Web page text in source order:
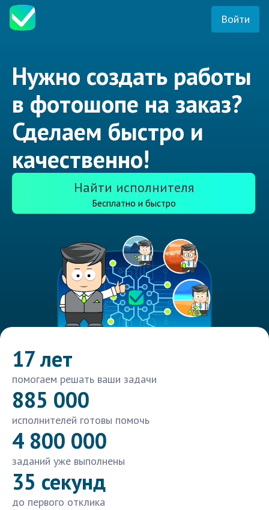
Войти
Нужно создать работы
в фотошопе на заказ?
Сделаем быстро и
качественно!
Найти исполнителя
Бесплатно и быстро
17 лет
помогаем решать ваши задачи
885 000
исполнителей готовы помочь
4 800 000
заданий уже выполнены
35 секунд
до первого отклика